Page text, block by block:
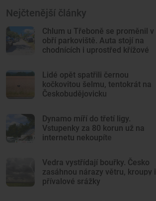
Nejčtenější články
Chlum u Třeboně se proměnil v
obří parkoviště. Auta stojí na
chodnících i uprostřed křížové
Lidé opět spatřili černou
kočkovitou šelmu, tentokrát na
Českobudějovicku
Dynamo míří do třetí ligy.
Vstupenky za 80 korun už na
internetu nekoupíte
Vedra vystřídají bouřky. Česko
zasáhnou nárazy větru, kroupy i
přívalové srážky